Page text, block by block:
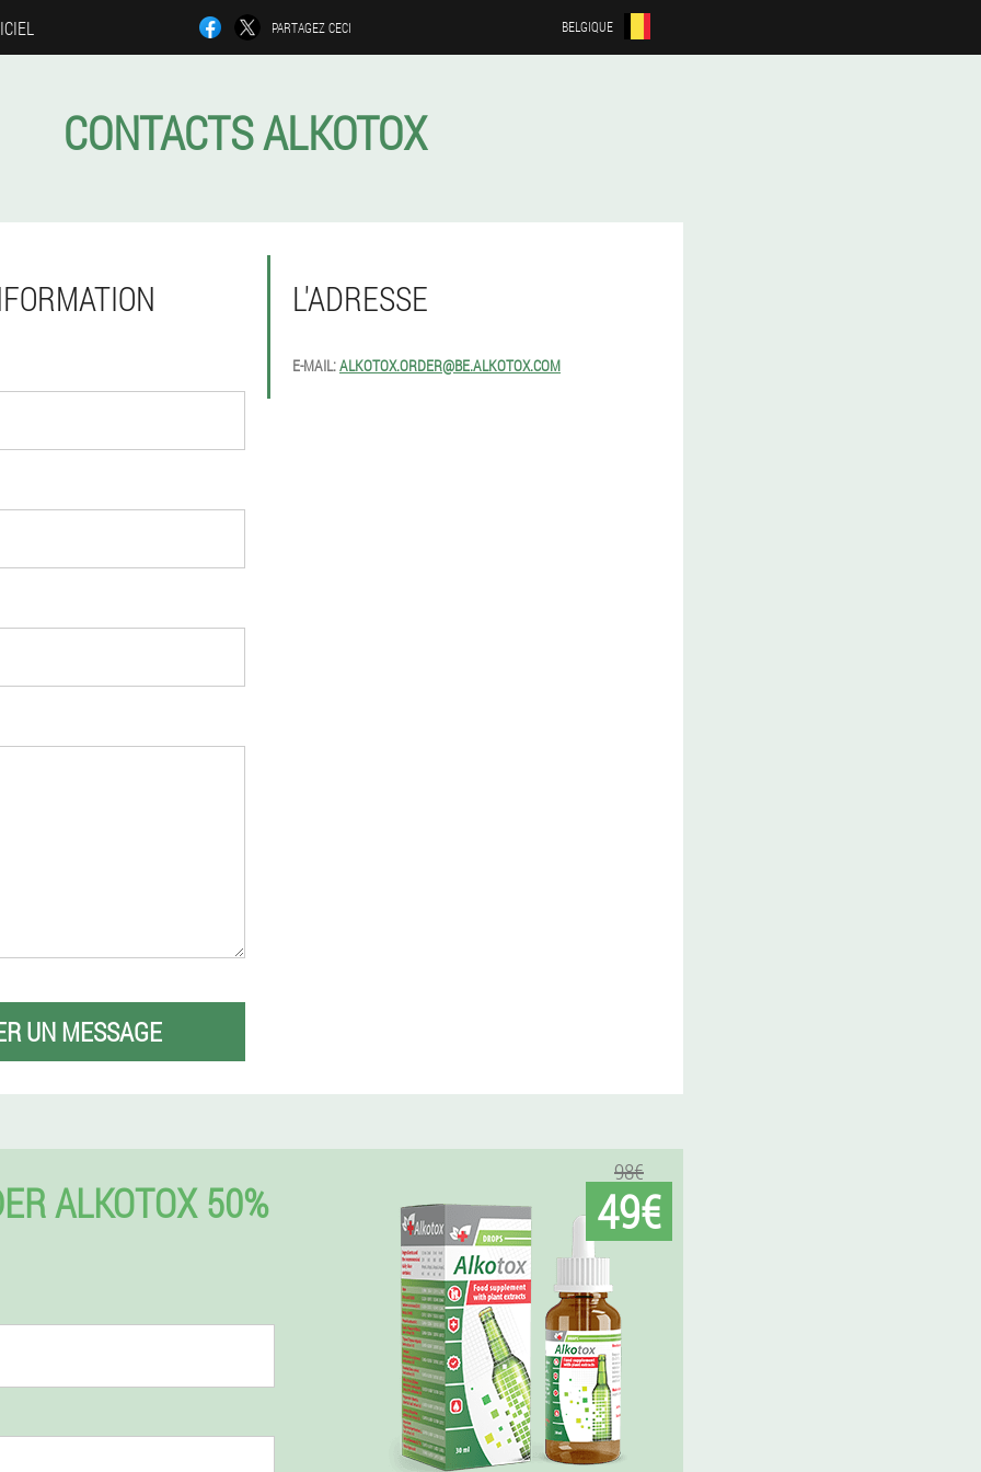
PARTAGEZ CECI BELGIQUE
CONTACTS ALKOTOX
L'ADRESSE
E-MAIL:ALKOTOX.ORDER@BE.ALKOTOX.COM
UN MESSAGE
ALKOTOX 50%
98€
49€